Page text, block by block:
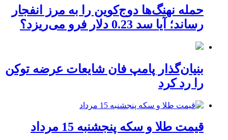
حمله نهنگ‌ها دوج‌کوین را به مرز انفجار
رساند؛ آیا سد 0.23 دلار فرو می‌ریزد؟
بنیان‌گذار پامپ فان شایعات عرضه توکن
را رد کرد
قیمت طلا و سکه پنجشنبه 15 مرداد